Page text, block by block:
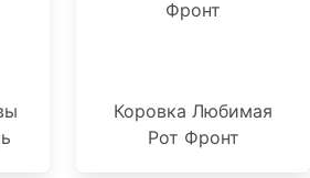
Коровка Любимая
Рот Фронт